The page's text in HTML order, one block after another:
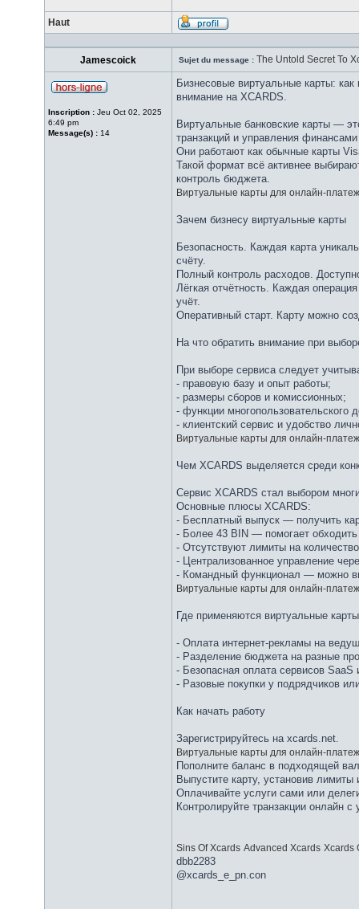
Haut
Jamescoick Sujet du message : The Untold Secret To
Inscription : Jeu Oct 02, 2025
6:49 pm
Message(s) : 14
Бизнесовые виртуальные карты:
внимание на XCARDS.
Виртуальные банковские карты —
транзакций и управления
Они работают как обычные карты
Такой формат всё активнее
контроль бюджета.
Виртуальные карты для онлайн-
Зачем бизнесу виртуальные карты
Безопасность. Каждая карта
счёту.
Полный контроль расходов.
Лёгкая отчётность. Каждая
учёт.
Оперативный старт. Карту можно
На что обратить внимание при
При выборе сервиса следует
- правовую базу и опыт работы;
- размеры сборов и комиссионных;
- функции многопользовательского
- клиентский сервис и удобство
Виртуальные карты для онлайн-
Чем XCARDS выделяется среди
Сервис XCARDS стал выбором
Основные плюсы XCARDS:
- Бесплатный выпуск — получить
- Более 43 BIN — помогает обходить
- Отсутствуют лимиты на
- Централизованное управление
- Командный функционал — можно
Виртуальные карты для онлайн-
Где применяются виртуальные карты
- Оплата интернет-рекламы на
- Разделение бюджета на разные
- Безопасная оплата сервисов
- Разовые покупки у подрядчиков
Как начать работу
Зарегистрируйтесь на xcards.net.
Виртуальные карты для онлайн-
Пополните баланс в подходящей
Выпустите карту, установив
Оплачивайте услуги сами или
Контролируйте транзакции онлайн
Sins Of Xcards Advanced Xcards Xcards
dbb2283
@xcards_e_pn.con